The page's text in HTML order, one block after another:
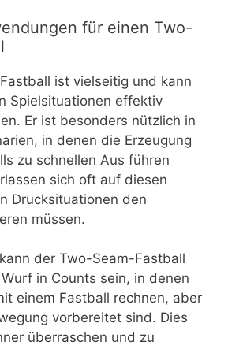
für einen Two-
ist vielseitig und kann
Spielsituationen effektiv
Er ist besonders nützlich in
in denen die Erzeugung
zu schnellen Aus führen
sich oft auf diesen
Drucksituationen den
müssen.
der Two-Seam-Fastball
in Counts sein, in denen
einem Fastball rechnen, aber
vorbereitet sind. Dies
überraschen und zu